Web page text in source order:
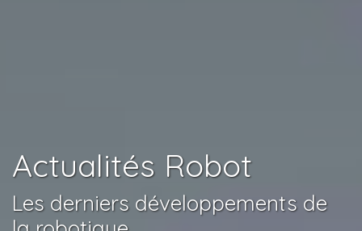
Actualités Robot
Les derniers développements de